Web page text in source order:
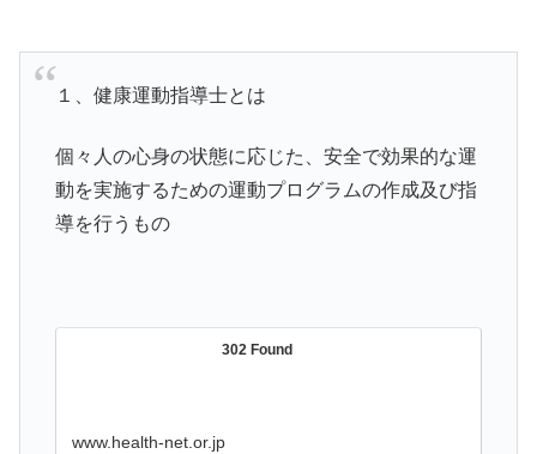
１、健康運動指導士とは
個々人の心身の状態に応じた、安全で効果的な運
動を実施するための運動プログラムの作成及び指
導を行うもの
302 Found
www.health-net.or.jp